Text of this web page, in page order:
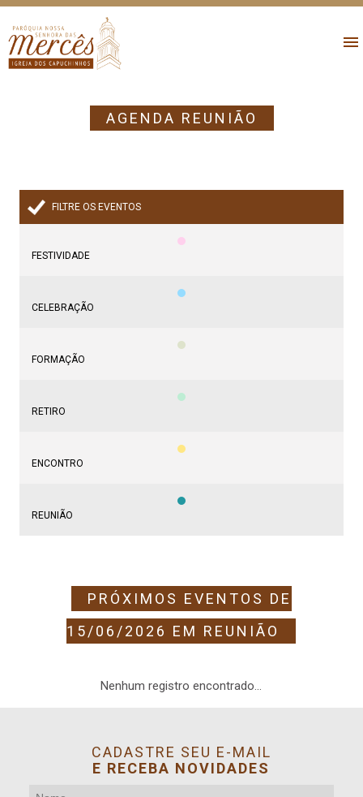
AGENDA REUNIÃO
FILTRE OS EVENTOS
FESTIVIDADE
CELEBRAÇÃO
FORMAÇÃO
RETIRO
ENCONTRO
REUNIÃO
PRÓXIMOS EVENTOS DE
15/06/2026 EM REUNIÃO
Nenhum registro encontrado...
CADASTRE SEU E-MAIL
E RECEBA NOVIDADES